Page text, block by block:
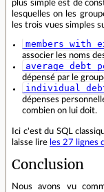
plus simple est de
lesquelles on les
les trois vues simples
associer les noms
dépensé par le
dépenses
combien on lui doit.
Ici c'est du SQL
laisse lire les 27 lignes
Conclusion
Nous avons vu